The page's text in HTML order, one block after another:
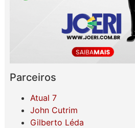
Parceiros
Atual 7
John Cutrim
Gilberto Léda